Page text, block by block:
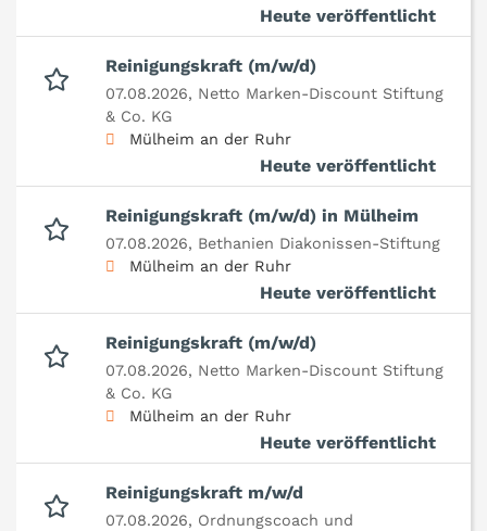
Heute veröffentlicht
Reinigungskraft (m/w/d)
07.08.2026, Netto Marken-Discount Stiftung
& Co. KG
Mülheim an der Ruhr
Heute veröffentlicht
Reinigungskraft (m/w/d) in Mülheim
07.08.2026, Bethanien Diakonissen-Stiftung
Mülheim an der Ruhr
Heute veröffentlicht
Reinigungskraft (m/w/d)
07.08.2026, Netto Marken-Discount Stiftung
& Co. KG
Mülheim an der Ruhr
Heute veröffentlicht
Reinigungskraft m/w/d
07.08.2026, Ordnungscoach und